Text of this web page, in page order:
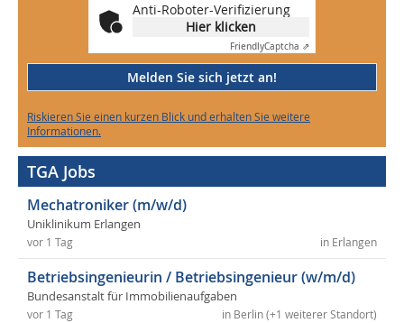
Anti-Roboter-Verifizierung
Hier klicken
FriendlyCaptcha ⇗
Melden Sie sich jetzt an!
Riskieren Sie einen kurzen Blick und erhalten Sie weitere
Informationen.
TGA Jobs
Mechatroniker (m/w/d)
Uniklinikum Erlangen
in Erlangen
vor 1 Tag
Betriebsingenieurin / Betriebsingenieur (w/m/d)
Bundesanstalt für Immobilienaufgaben
in Berlin (+1 weiterer Standort)
vor 1 Tag